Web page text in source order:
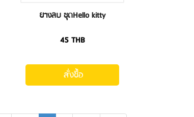
ยางลบ ชุดHello kitty
45THB
สั่งซื้อ